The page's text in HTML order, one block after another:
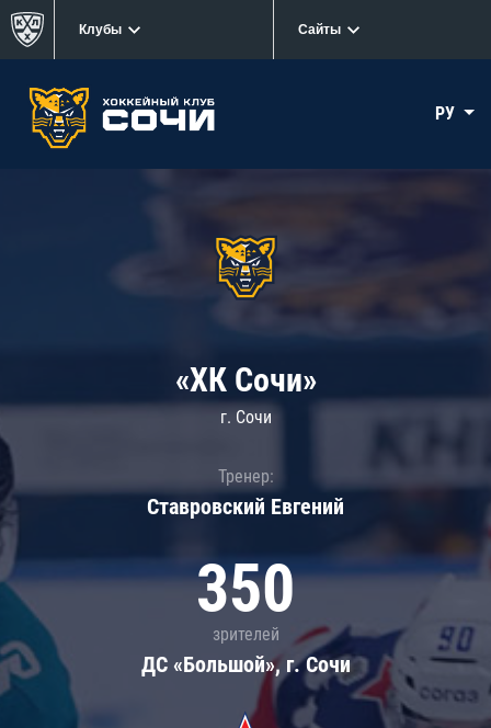
Клубы Сайты
РУ
«ХК Сочи»
г. Сочи
Тренер:
Ставровский Евгений
350
зрителей
ДС «Большой», г. Сочи